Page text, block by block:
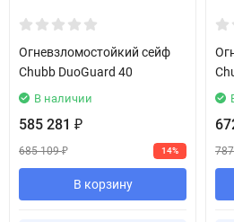
Огневзломостойкий сейф
Chubb DuoGuard 40
В наличии
585 281 ₽
685 109₽ 14%
В корзину